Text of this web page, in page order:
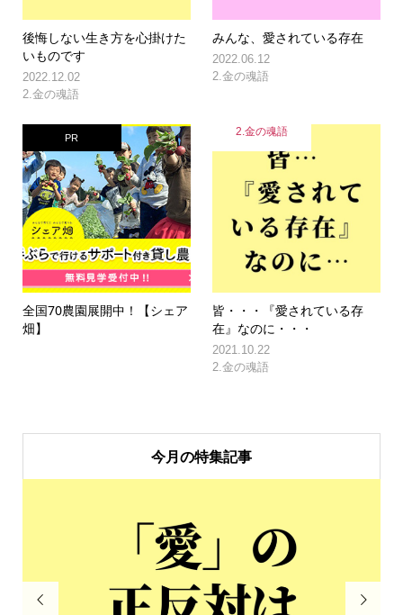
後悔しない生き方を心掛けた
いものです
2022.12.02
2.金の魂語
みんな、愛されている存在
2022.06.12
2.金の魂語
PR
全国70農園展開中！【シェア
畑】
2.金の魂語
皆・・・『愛されている存
在』なのに・・・
2021.10.22
2.金の魂語
今月の特集記事
 